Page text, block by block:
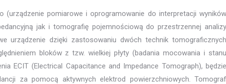
(urządzenie pomiarowe i oprogramowanie do interpretacji wyników
jak i tomografię pojemnościową do przestrzennej analizy
urządzenie dzięki zastosowaniu dwóch technik tomograficznych
bloków z tzw. wielkiej płyty (badania mocowania i stanu
ECIT (Electrical Capacitance and Impedance Tomograph), będzie
za pomocą aktywnych elektrod powierzchniowych. Tomograf